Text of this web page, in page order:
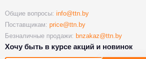
Общие вопросы: info@ttn.by
Поставщикам: price@ttn.by
Безналичные продажи: bnzakaz@ttn.by
Хочу быть в курсе акций и новинок